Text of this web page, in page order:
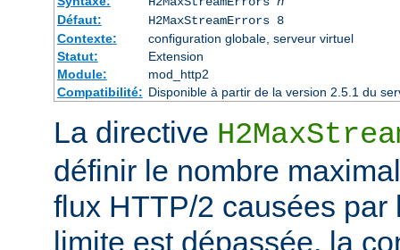
Défaut:
H2MaxStreamErrors 8
Contexte:
configuration globale, serveur virtuel
Statut:
Extension
Module:
mod_http2
Compatibilité: Disponible à partir de la version 2.5.1 du
La directive
définir le nombre
flux HTTP/2 causées par
limite est dépassée, la